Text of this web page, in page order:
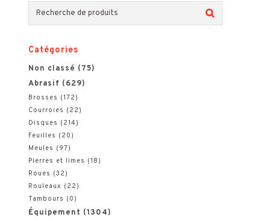
c
e
r
c
h
e
p
Catégories
Non classé (75)
Abrasif (629)
Brosses (172)
Courroies (22)
Disques (214)
Feuilles (20)
Meules (97)
Pierres et limes (18)
Roues (32)
Rouleaux (22)
Tambours (0)
Équipement (1304)